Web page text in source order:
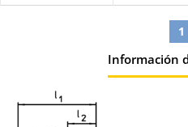
1
Información